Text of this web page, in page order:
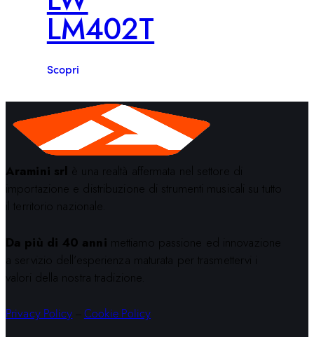
LM402T
Scopri
Aramini srl è una realtà affermata nel settore di
importazione e distribuzione di strumenti musicali su tutto
il territorio nazionale.
Da più di 40 anni mettiamo passione ed innovazione
a servizio dell’esperienza maturata per trasmettervi i
valori della nostra tradizione.
Privacy Policy Cookie Policy